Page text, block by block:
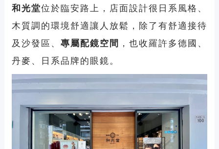
和光堂位於臨安路上，店面設計很日系風格、
木質調的環境舒適讓人放鬆，除了有舒適接待
及沙發區、 專屬配鏡空間 ，也收羅許多德國、
丹麥、日系品牌的眼鏡。